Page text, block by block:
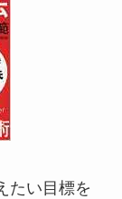
たい目標を